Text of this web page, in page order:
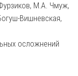
М.А. Чмуж,
Вишневская,
осложнений